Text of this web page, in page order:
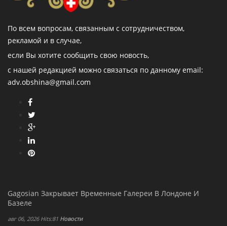
По всем вопросам, связанным с сотрудничеством,
рекламой и в случае,
если Вы хотите сообщить свою новость,
с нашей редакцией можно связаться по данному email:
adv.obshina@gmail.com
Gagosian Закрывает Временные Галереи В Лондоне И
Базеле
авг 06, 2026 Hits:81 Новости